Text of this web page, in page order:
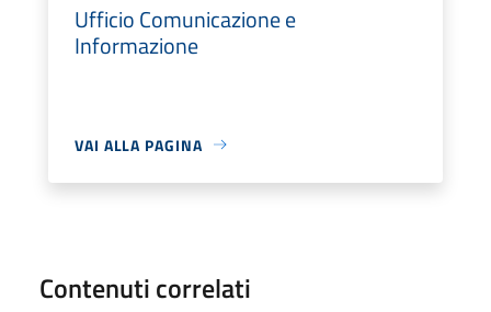
Ufficio Comunicazione e
Informazione
VAI ALLA PAGINA
Contenuti correlati